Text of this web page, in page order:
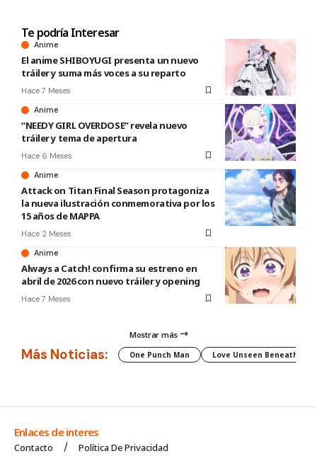
Te podría Interesar
Anime
El anime SHIBOYUGI presenta un nuevo
tráiler y suma más voces a su reparto
Hace 7 Meses
Anime
“NEEDY GIRL OVERDOSE” revela nuevo
tráiler y tema de apertura
Hace 6 Meses
Anime
Attack on Titan Final Season protagoniza
la nueva ilustración conmemorativa por los
15 años de MAPPA
Hace 2 Meses
Anime
Always a Catch! confirma su estreno en
abril de 2026 con nuevo tráiler y opening
Hace 7 Meses
Mostrar más
Más Noticias: One Punch Man Love Unseen Beneath the
Enlaces de interes
Contacto Política De Privacidad